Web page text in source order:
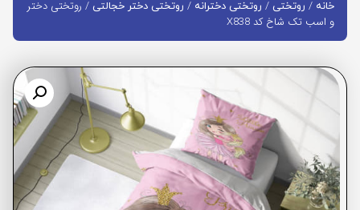
خانه / روتختی / روتختی دخترانه / روتختی دختر خجالتی / روتختی دختر
و اسب تک شاخ کد X838